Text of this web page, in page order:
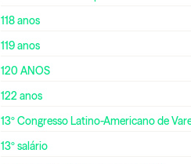
118 anos
119 anos
120 ANOS
122 anos
13º Congresso Latino-Americano de
13º salário